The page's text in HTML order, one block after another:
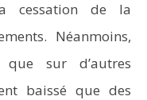
cessation de la
Néanmoins,
sur d’autres
baissé que des